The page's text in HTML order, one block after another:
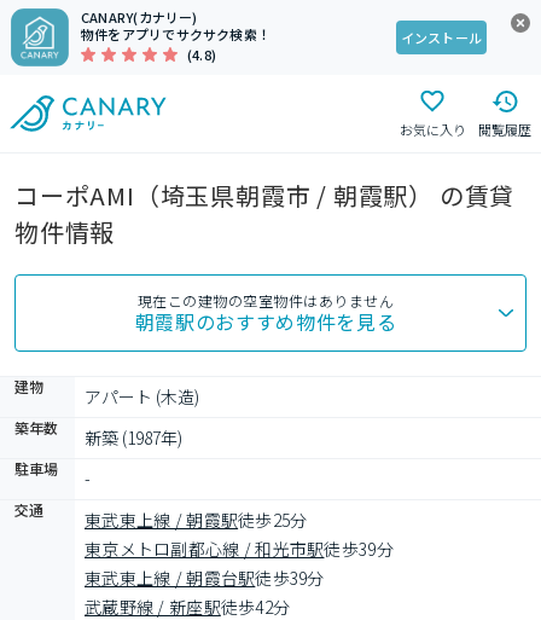
CANARY(カナリー)
物件をアプリでサクサク検索！
(4.8)
インストール
お気に入り 閲覧履歴
コーポAMI（埼玉県朝霞市 / 朝霞駅） の賃貸
物件情報
現在この建物の空室物件はありません
朝霞駅のおすすめ物件を見る
建物 アパート (木造)
築年数 新築 (1987年)
駐車場 -
交通 東武東上線 / 朝霞駅徒歩25分
東京メトロ副都心線 / 和光市駅徒歩39分
東武東上線 / 朝霞台駅徒歩39分
武蔵野線 / 新座駅徒歩42分